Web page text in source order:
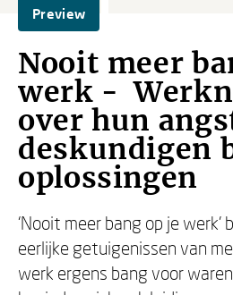
Preview
Nooit meer
werk -
over hun
deskundigen
oplossingen
‘Nooit meer bang op je
eerlijke getuigenissen van
werk ergens bang voor